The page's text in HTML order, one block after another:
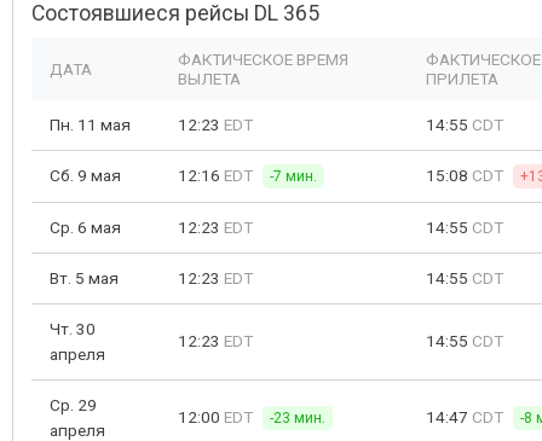
Состоявшиеся рейсы DL 365
ДАТА
ФАКТИЧЕСКОЕ ВРЕМЯ
ВЫЛЕТА
ПРИЛЕТА
Пн. 11 мая 12:23 EDT 14:55 CDT
Сб. 9 мая 12:16 EDT -7 мин. 15:08 CDT
Ср. 6 мая 12:23 EDT 14:55 CDT
Вт. 5 мая 12:23 EDT 14:55 CDT
Чт. 30
апреля
12:23 EDT 14:55 CDT
Ср. 29
апреля
12:00 EDT -23 мин. 14:47 CDT -8